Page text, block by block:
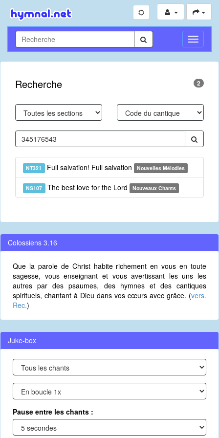
Toggle
Recherche 2
NT321 Full salvation! Full salvation Nouvelles Mélodies
NS107 The best love for the Lord Nouveaux Chants
Colossiens 3.16
Que la parole de Christ habite richement en vous en toute
sagesse, vous enseignant et vous avertissant les uns les
autres par des psaumes, des hymnes et des cantiques
spirituels, chantant à Dieu dans vos cœurs avec grâce. (vers.
Rec.)
Juke-box
Pause entre les chants :